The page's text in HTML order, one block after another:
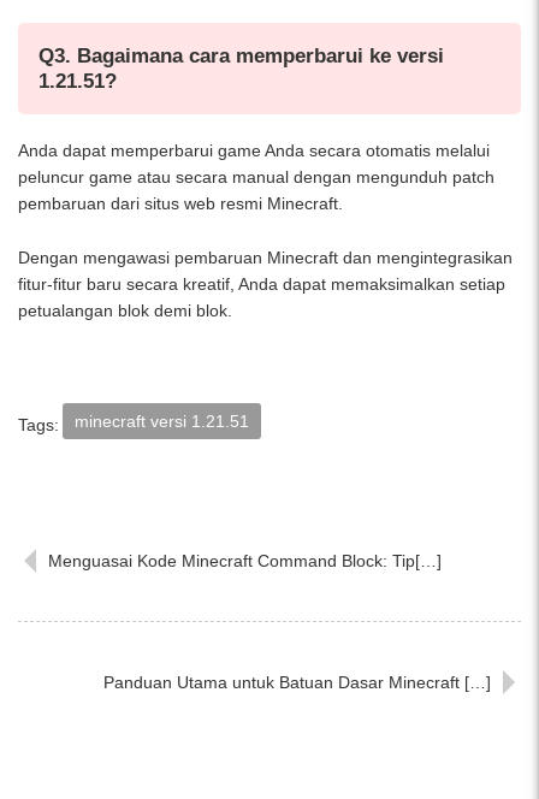
Q3. Bagaimana cara memperbarui ke versi
1.21.51?
Anda dapat memperbarui game Anda secara otomatis melalui
peluncur game atau secara manual dengan mengunduh patch
pembaruan dari situs web resmi Minecraft.
Dengan mengawasi pembaruan Minecraft dan mengintegrasikan
fitur-fitur baru secara kreatif, Anda dapat memaksimalkan setiap
petualangan blok demi blok.
Tags: minecraft versi 1.21.51
Menguasai Kode Minecraft Command Block: Tip[…]
Panduan Utama untuk Batuan Dasar Minecraft […]